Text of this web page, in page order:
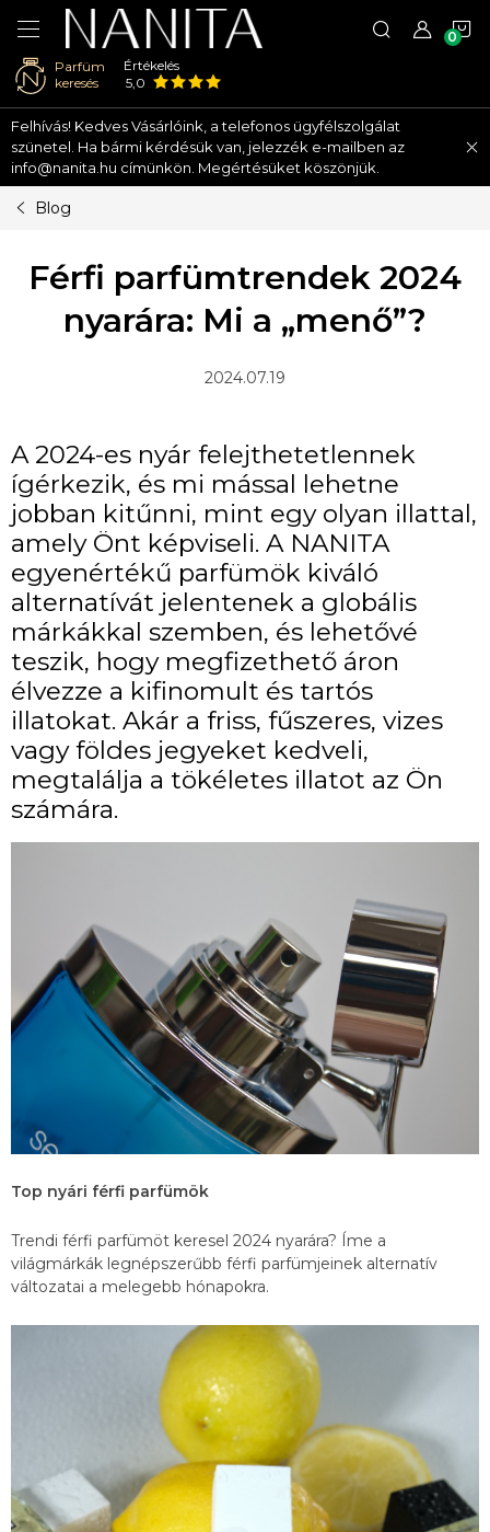
Ugrás
fő
tartalomhoz
Parfüm
keresés
Értékelés
5,0
Felhívás! Kedves Vásárlóink, a telefonos ügyfélszolgálat
szünetel. Ha bármi kérdésük van, jelezzék e-mailben az
info@nanita.hu címünkön. Megértésüket köszönjük.
Blog
Férfi parfümtrendek 2024
nyarára: Mi a „menő”?
2024.07.19
A 2024-es nyár felejthetetlennek
ígérkezik, és mi mással lehetne
jobban kitűnni, mint egy olyan illattal,
amely Önt képviseli. A NANITA
egyenértékű parfümök kiváló
alternatívát jelentenek a globális
márkákkal szemben, és lehetővé
teszik, hogy megfizethető áron
élvezze a kifinomult és tartós
illatokat. Akár a friss, fűszeres, vizes
vagy földes jegyeket kedveli,
megtalálja a tökéletes illatot az Ön
számára.
Top nyári férfi parfümök
Trendi férfi parfümöt keresel 2024 nyarára? Íme a
világmárkák legnépszerűbb férfi parfümjeinek alternatív
változatai a melegebb hónapokra.